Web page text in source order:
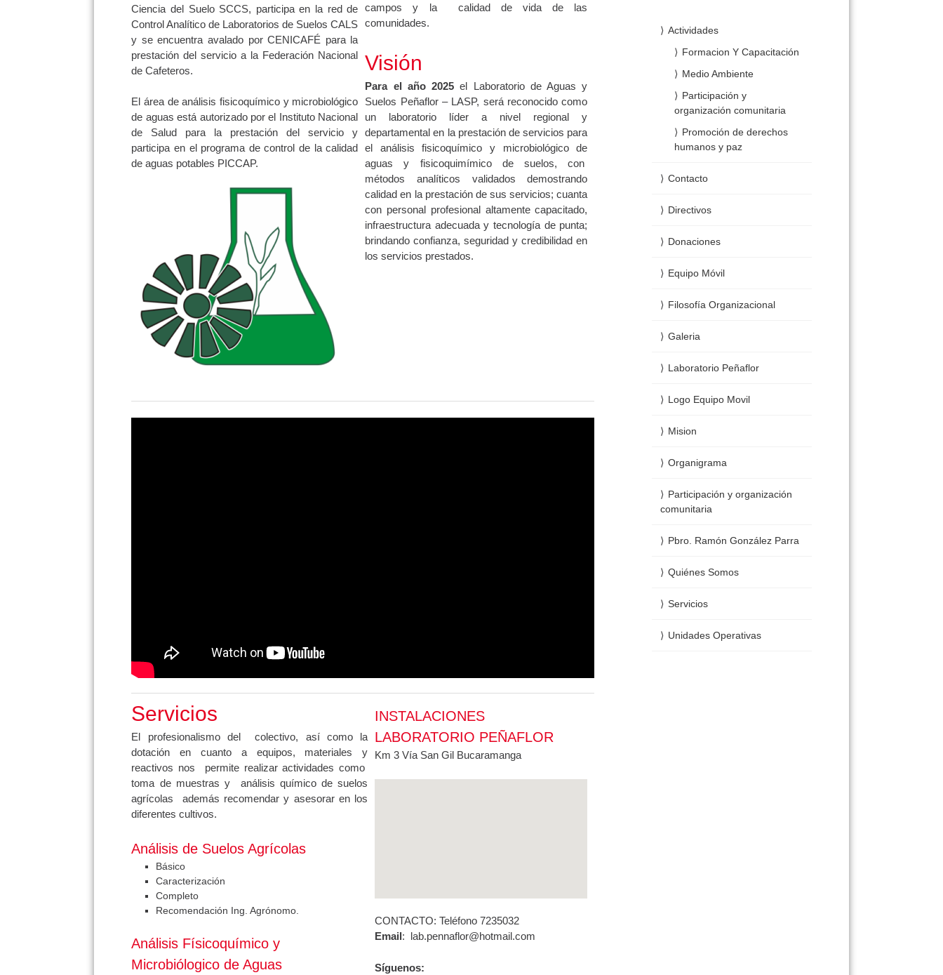
Ciencia del Suelo SCCS, participa en la red de
Control Analítico de Laboratorios de Suelos CALS
y se encuentra avalado por CENICAFÉ para la
prestación del servicio a la Federación Nacional
de Cafeteros.
El área de análisis fisicoquímico y microbiológico
de aguas está autorizado por el Instituto Nacional
de Salud para la prestación del servicio y
participa en el programa de control de la calidad
de aguas potables PICCAP.
campos y la calidad de vida de las
comunidades.
Visión
Para el año 2025 el Laboratorio de Aguas y
Suelos Peñaflor – LASP, será reconocido como
un laboratorio líder a nivel regional y
departamental en la prestación de servicios para
el análisis fisicoquímico y microbiológico de
aguas y fisicoquimímico de suelos, con
métodos analíticos validados demostrando
calidad en la prestación de sus servicios; cuanta
con personal profesional altamente capacitado,
infraestructura adecuada y tecnología de punta;
brindando confianza, seguridad y credibilidad en
los servicios prestados.
Servicios
El profesionalismo del colectivo, así como la
dotación en cuanto a equipos, materiales y
reactivos nos permite realizar actividades como
toma de muestras y análisis químico de suelos
agrícolas además recomendar y asesorar en los
diferentes cultivos.
Análisis de Suelos Agrícolas
Básico
Caracterización
Completo
Recomendación Ing. Agrónomo.
Análisis Físicoquímico y
Microbiólogico de Aguas
INSTALACIONES
LABORATORIO PEÑAFLOR
Km 3 Vía San Gil Bucaramanga
CONTACTO: Teléfono 7235032
Email: lab.pennaflor@hotmail.com
Síguenos:
Actividades
Formacion Y Capacitación
Medio Ambiente
Participación y
organización comunitaria
Promoción de derechos
humanos y paz
Contacto
Directivos
Donaciones
Equipo Móvil
Filosofía Organizacional
Galeria
Laboratorio Peñaflor
Logo Equipo Movil
Mision
Organigrama
Participación y organización
comunitaria
Pbro. Ramón González Parra
Quiénes Somos
Servicios
Unidades Operativas